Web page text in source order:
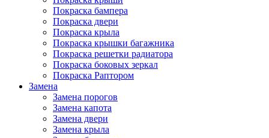
Покраска бампера
Покраска двери
Покраска крыла
Покраска крышки багажника
Покраска решетки радиатора
Покраска боковых зеркал
Покраска Раптором
Замена
Замена порогов
Замена капота
Замена двери
Замена крыла